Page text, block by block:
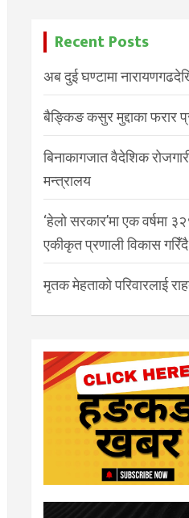
Recent Posts
अब दुई घण्टामा
बैङ्किङ कसुर मुद्दाका फरार
बिनाकागजात वैदेशिक
मन्त्रालय
‘हेलो सरकार’मा एक वर्षमा
एकीकृत प्रणाली विकास गरिँदै
मृतक मेहताको परिवारलाई